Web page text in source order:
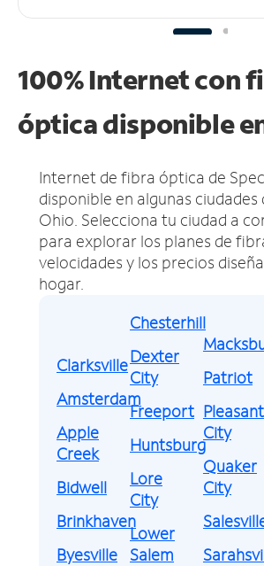
100% Internet con
óptica disponible
Internet de fibra óptica de
disponible en algunas ciudades
Ohio. Selecciona tu ciudad a
para explorar los planes de
velocidades y los precios
hogar.
Clarksville
Amsterdam
Apple
Creek
Bidwell
Brinkhaven
Byesville
Chesterhill
Dexter
City
Freeport
Huntsburg
Lore
City
Lower
Salem
Patriot
Pleasant
City
Quaker
City